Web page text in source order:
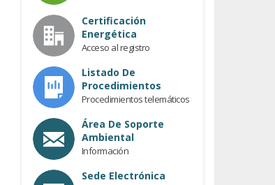
Certificación
Energética
Acceso al registro
Listado De
Procedimientos
Procedimientos telemáticos
Área De Soporte
Ambiental
Información
Sede Electrónica